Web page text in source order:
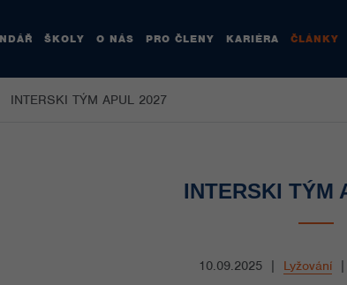
ŠKOLY O NÁS PRO ČLENY KARIÉRA ČLÁNKY
INTERSKI TÝM APUL 2027
INTERSKI TÝM
10.09.2025 | Lyžování |